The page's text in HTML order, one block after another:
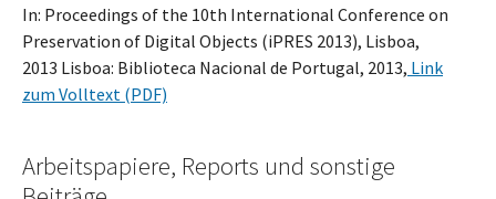
In: Proceedings of the 10th International Conference on
Preservation of Digital Objects (iPRES 2013), Lisboa,
2013 Lisboa: Biblioteca Nacional de Portugal, 2013, Link
zum Volltext (PDF)
Arbeitspapiere, Reports und sonstige